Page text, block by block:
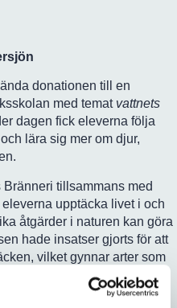
donationen till en
med temat vattnets
dagen fick eleverna följa
lära sig mer om djur,
tillsammans med
upptäcka livet i och
åtgärder i naturen kan göra
hade insatser gjorts för att
vilket gynnar arter som
och lugnare partier.
bäcknejonögat – en av